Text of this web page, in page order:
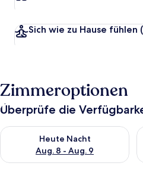
Sich wie zu Hause fühlen
Zimmeroptionen
Überprüfe die
Heute Nacht
Aug. 8 - Aug. 9
Überprüfe die Verfügbarkeit für